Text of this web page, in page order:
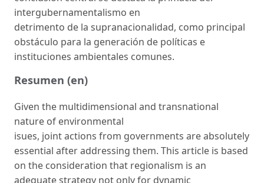
intergubernamentalismo en
detrimento de la supranacionalidad, como principal
obstáculo para la generación de políticas e
instituciones ambientales comunes.
Resumen (en)
Given the multidimensional and transnational
nature of environmental
isues, joint actions from governments are absolutely
essential after addressing them. This article is based
on the consideration that regionalism is an
adequate strategy not only for dynamic